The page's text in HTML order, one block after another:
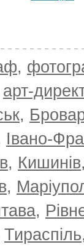
,
арт-
,
Івано-
, Кишинів
,
,
Тираспіль